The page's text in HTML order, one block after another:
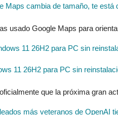
Maps cambia de tamaño, te
usado Google Maps para
11 26H2 para PC sin
que la próxima gran